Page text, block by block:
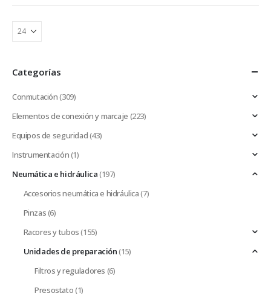
Categorías
Conmutación(309)
Elementos de conexión y marcaje (223)
Equipos de seguridad(43)
Instrumentación(1)
Neumática e hidráulica(197)
Accesorios neumática e hidráulica(7)
Pinzas(6)
Racores y tubos(155)
Unidades de preparación(15)
Filtros y reguladores (6)
Presostato(1)